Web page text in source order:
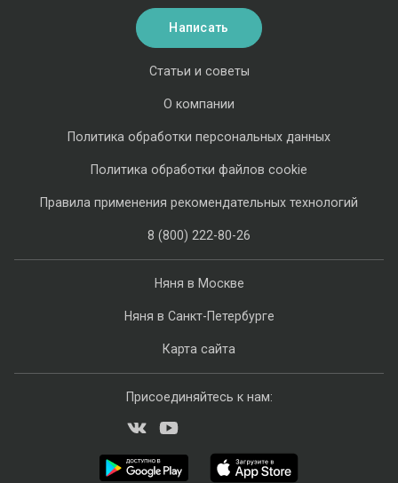
Няня в Москве
Няня в Санкт-Петербурге
Карта сайта
Статьи и советы
О компании
Политика обработки персональных данных
Политика обработки файлов cookie
Правила применения рекомендательных технологий
8 (800) 222-80-26
Написать
Присоединяйтесь к нам: